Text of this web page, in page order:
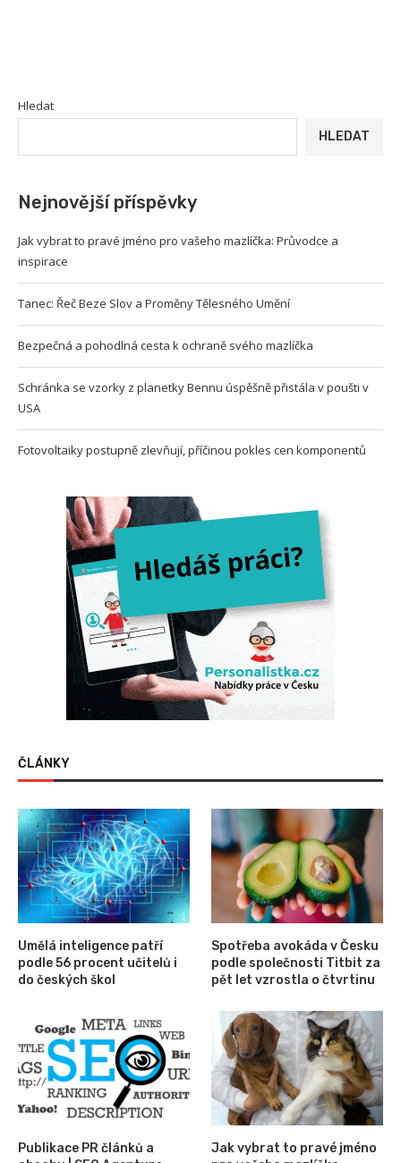
Hledat
HLEDAT
Nejnovější příspěvky
Jak vybrat to pravé jméno pro vašeho mazlíčka: Průvodce a
inspirace
Tanec: Řeč Beze Slov a Proměny Tělesného Umění
Bezpečná a pohodlná cesta k ochraně svého mazlíčka
Schránka se vzorky z planetky Bennu úspěšně přistála v poušti v
USA
Fotovoltaiky postupně zlevňují, příčinou pokles cen komponentů
ČLÁNKY
Umělá inteligence patří
podle 56 procent učitelů i
do českých škol
Spotřeba avokáda v Česku
podle společnosti Titbit za
pět let vzrostla o čtvrtinu
Publikace PR článků a
Jak vybrat to pravé jméno